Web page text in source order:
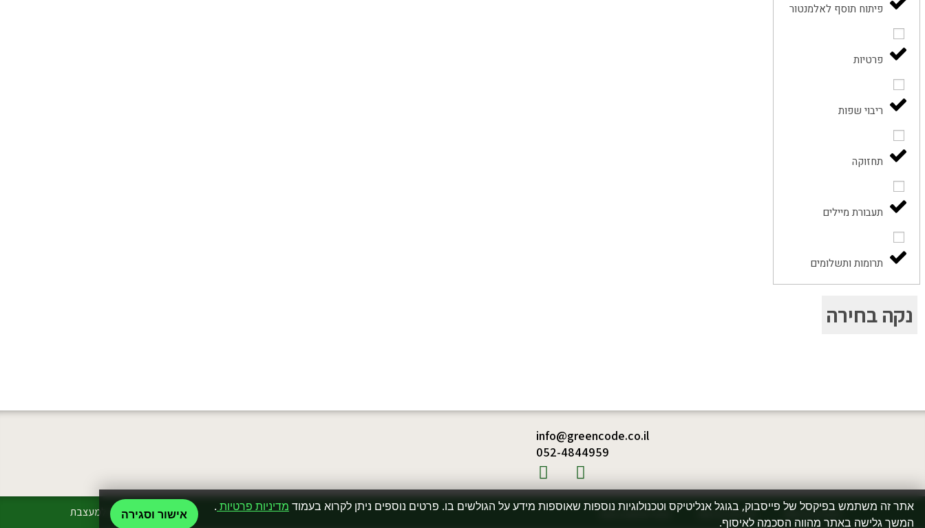
פיתוח תוסף לאלמנטור
פרטיות
ריבוי שפות
תחזוקה
תעבורת מיילים
תרומות ותשלומים
נקה בחירה
info@greencode.co.il
052-4844959
הצהרת נגישות מדיניות פרטיות תנאי שימוש באתר פה יהיה קרדיט למעצבת אתר זה משתמש בפיקסל של פייסבוק, בגוגל אנליטיקס וטכנולוגיות נוספות שאוספות מידע על הגולשים בו. פרטים נוספים ניתן לקרוא בעמוד מדיניות פרטיות .
המשך גלישה באתר מהווה הסכמה לאיסוף.
אישור וסגירה